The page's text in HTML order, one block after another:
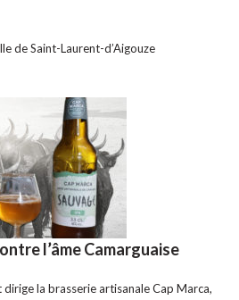
de Saint-Laurent-d’Aigouze
l’âme Camarguaise
la brasserie artisanale Cap Marca,